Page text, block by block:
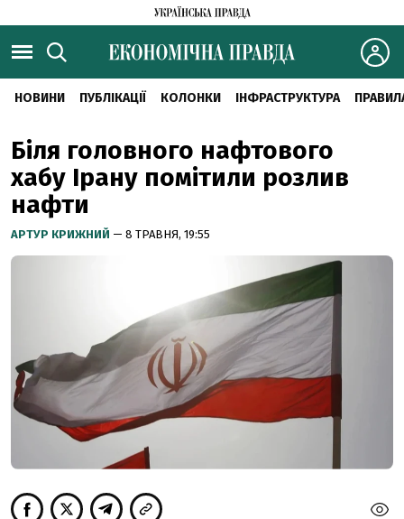
НОВИНИ ПУБЛІКАЦІЇ КОЛОНКИ ІНФРАСТРУКТУРА
Біля головного нафтового
хабу Ірану помітили розлив
нафти
АРТУР КРИЖНИЙ — 8 ТРАВНЯ, 19:55